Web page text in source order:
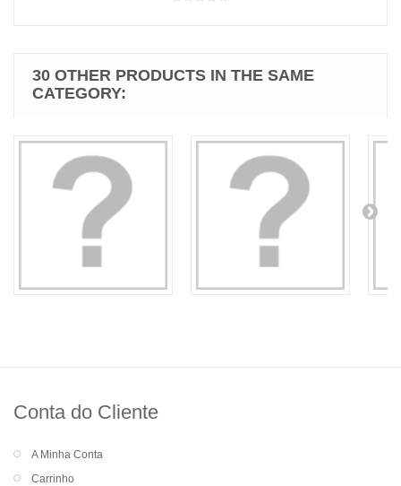
30 OTHER PRODUCTS IN THE SAME
CATEGORY:
Conta do Cliente
A Minha Conta
Carrinho